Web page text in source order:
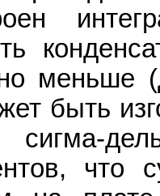
меньше
быть
сигма-
что